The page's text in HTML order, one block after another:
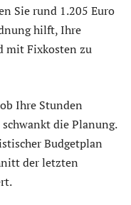
Sie rund 1.205 Euro
hilft, Ihre
mit Fixkosten zu
Ihre Stunden
die Planung.
Budgetplan
der letzten